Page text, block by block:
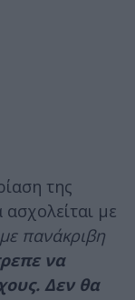
της
με
πανάκριβη
να
Δεν θα